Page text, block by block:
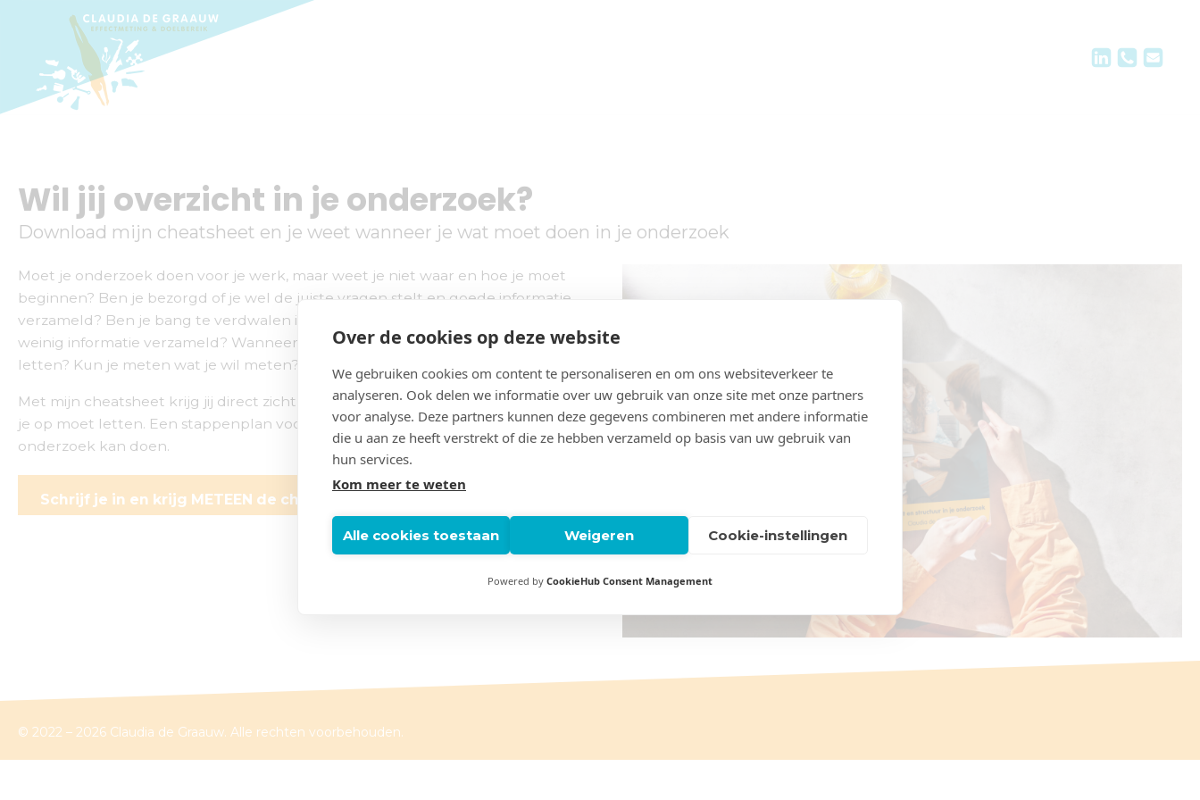
Wil jij overzicht in je onderzoek?
Download mijn cheatsheet en je weet wanneer je wat moet doen in je onderzoek
Moet je onderzoek doen voor je werk, maar weet je niet waar en hoe je moet
beginnen? Ben je bezorgd of je wel de juiste vragen stelt en goede informatie
verzameld? Ben je bang te verdwalen in alle informatie? Of dat je juist te
weinig informatie verzameld? Wanneer moet je wat doen? Waar moet je op
letten? Kun je meten wat je wil meten?
Met mijn cheatsheet krijg jij direct zicht op wanneer je wat moet doen en waar
je op moet letten. Een stappenplan voor onderzoek, waarmee iedereen
onderzoek kan doen.
Schrijf je in en krijg METEEN de cheatsheet.
© 2022 – 2026 Claudia de Graauw. Alle rechten voorbehouden.
Over de cookies op deze website
We gebruiken cookies om content te personaliseren en om ons websiteverkeer te
analyseren. Ook delen we informatie over uw gebruik van onze site met onze partners
voor analyse. Deze partners kunnen deze gegevens combineren met andere informatie
die u aan ze heeft verstrekt of die ze hebben verzameld op basis van uw gebruik van
hun services.
Kom meer te weten
Alle cookies toestaan Weigeren Cookie-instellingen
Powered by CookieHub Consent Management